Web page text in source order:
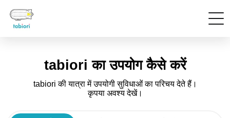
tabiori का उपयोग कैसे करें
tabiori की यात्रा में उपयोगी सुविधाओं का परिचय देते हैं।
कृपया अवश्य देखें।